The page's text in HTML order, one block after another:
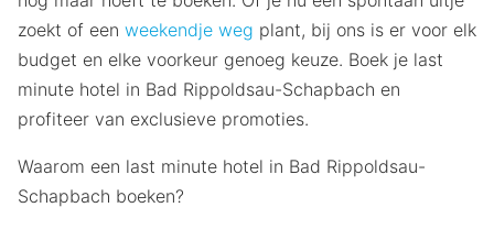
zoekt of een weekendje weg plant, bij ons is er voor elk
budget en elke voorkeur genoeg keuze. Boek je last
minute hotel in Bad Rippoldsau-Schapbach en
profiteer van exclusieve promoties.
Waarom een last minute hotel in Bad Rippoldsau-
Schapbach boeken?